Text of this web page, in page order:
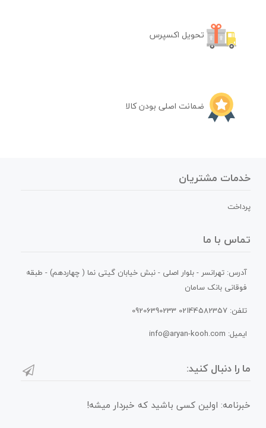
تحویل اکسپرس
ضمانت اصلی بودن کالا
خدمات مشتریان
پرداخت
تماس با ما
آدرس: تهرانسر - بلوار اصلی - نبش خیابان گیتی نما ( چهاردهم) - طبقه
فوقانی بانک سامان
تلفن: 02144582357 09206390233
ایمیل: info@aryan-kooh.com
ما را دنبال کنید:
خبرنامه: اولین کسی باشید که خبردار میشه!